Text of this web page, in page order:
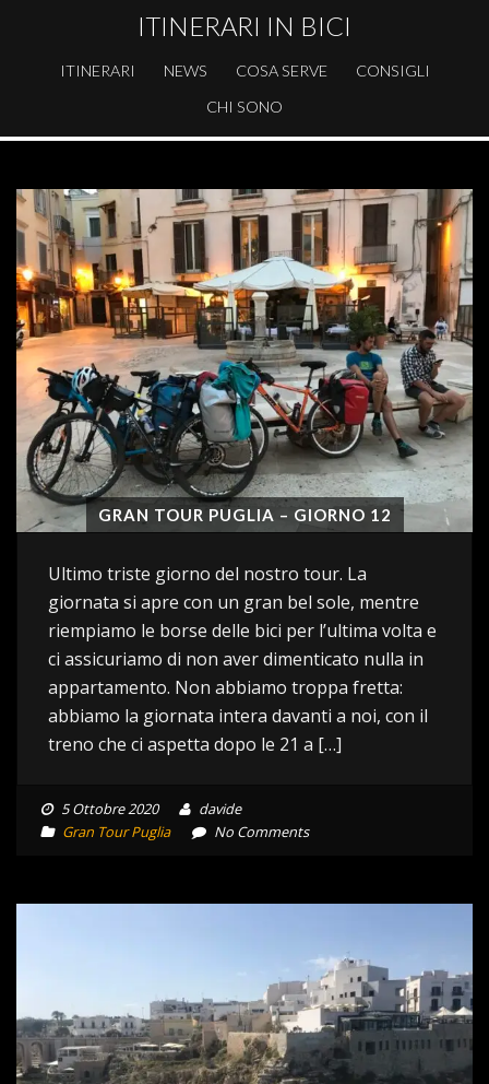
ITINERARI IN BICI
ITINERARI NEWS COSA SERVE
CONSIGLI
CHI SONO
GRAN TOUR PUGLIA – GIORNO 12
Ultimo triste giorno del nostro tour. La
giornata si apre con un gran bel sole, mentre
riempiamo le borse delle bici per l’ultima volta e
ci assicuriamo di non aver dimenticato nulla in
appartamento. Non abbiamo troppa fretta:
abbiamo la giornata intera davanti a noi, con il
treno che ci aspetta dopo le 21 a […]
5 Ottobre 2020
davide
Gran Tour Puglia
No Comments